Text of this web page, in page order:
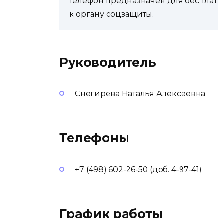
к органу соцзащиты.
Руководитель
Снегирева Наталья Алексеевна
Телефоны
+7 (498) 602-26-50 (доб. 4-97-41)
График работы